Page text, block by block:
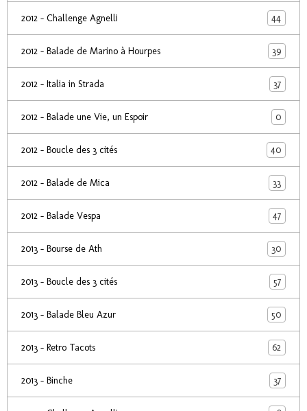
2012 - Challenge Agnelli 44
2012 - Balade de Marino à Hourpes 39
2012 - Italia in Strada 37
2012 - Balade une Vie, un Espoir 0
2012 - Boucle des 3 cités 40
2012 - Balade de Mica 33
2012 - Balade Vespa 47
2013 - Bourse de Ath 30
2013 - Boucle des 3 cités 57
2013 - Balade Bleu Azur 50
2013 - Retro Tacots 62
2013 - Binche 37